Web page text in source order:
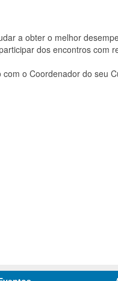
a obter o melhor
dos encontros com
o Coordenador do seu